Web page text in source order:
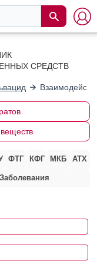
СРЕДСТВ
ФТГ КФГ МКБ АТХ
Заболевания